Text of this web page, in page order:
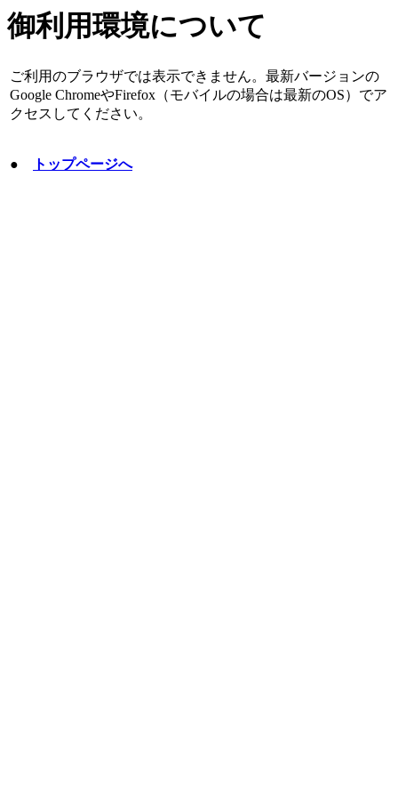
御利用環境について
ご利用のブラウザでは表示できません。最新バージョンの
Google ChromeやFirefox（モバイルの場合は最新のOS）でア
クセスしてください。
● トップページへ